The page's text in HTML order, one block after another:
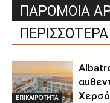
ΠΑΡΟΜΟΙΑ
ΕΠΙΚΑΙΡΟΤΗΤΑ